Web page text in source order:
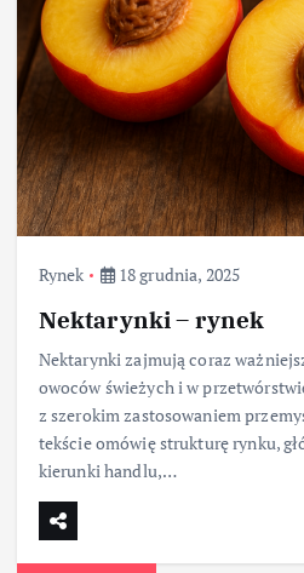
Rynek 18 grudnia, 2025
Nektarynki – rynek
Nektarynki zajmują coraz
owoców świeżych i w
z szerokim zastosowaniem
tekście omówię strukturę rynku,
kierunki handlu,…